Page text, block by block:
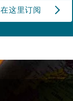
在这里订阅